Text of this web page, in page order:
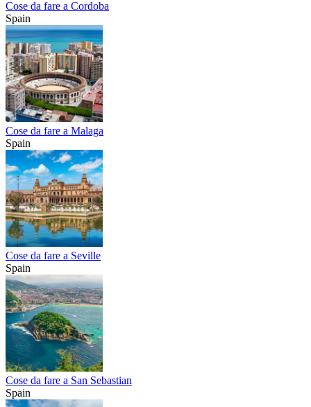
Cose da fare a Cordoba
Spain
Cose da fare a Malaga
Spain
Cose da fare a Seville
Spain
Cose da fare a San Sebastian
Spain